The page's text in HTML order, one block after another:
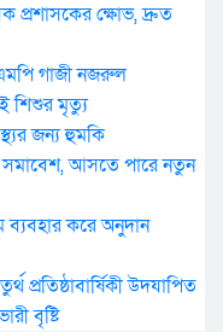
প্রশাসকের ক্ষোভ, দ্রুত
এমপি গাজী নজরুল
শিশুর মৃত্যু
জন্য হুমকি
আসতে পারে নতুন
ব্যবহার করে অনুদান
প্রতিষ্ঠাবার্ষিকী উদযাপিত
বৃষ্টি